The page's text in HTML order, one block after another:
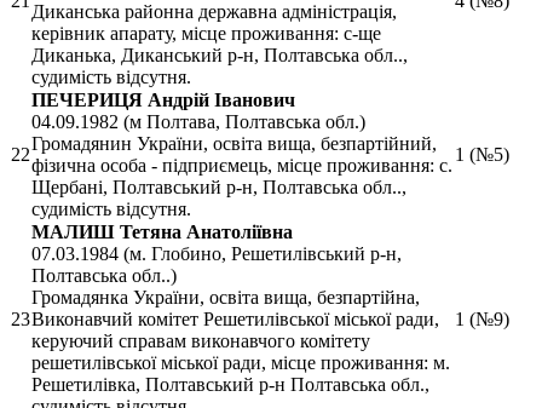
Диканська районна державна адміністрація,
керівник апарату, місце проживання: с-ще
Диканька, Диканський р-н, Полтавська обл..,
судимість відсутня.
22
ПЕЧЕРИЦЯ Андрій Іванович
04.09.1982 (м Полтава, Полтавська обл.)
Громадянин України, освіта вища, безпартійний,
фізична особа - підприємець, місце проживання: с.
Щербані, Полтавський р-н, Полтавська обл..,
судимість відсутня.
1 (№5)
23
МАЛИШ Тетяна Анатоліївна
07.03.1984 (м. Глобино, Решетилівський р-н,
Полтавська обл..)
Громадянка України, освіта вища, безпартійна,
Виконавчий комітет Решетилівської міської ради,
керуючий справам виконавчого комітету
решетилівської міської ради, місце проживання: м.
Решетилівка, Полтавський р-н Полтавська обл.,
1 (№9)